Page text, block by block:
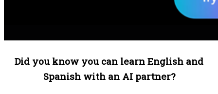
Did you know you can learn English and
Spanish with an AI partner?